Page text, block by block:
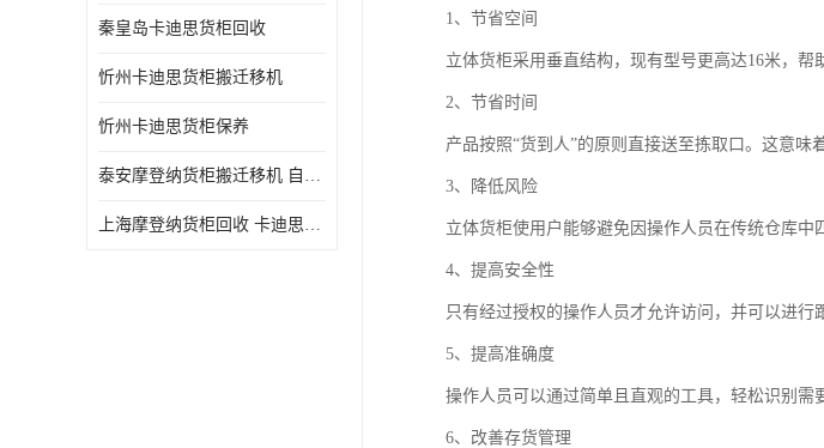
秦皇岛卡迪思货柜回收
忻州卡迪思货柜搬迁移机
忻州卡迪思货柜保养
泰安摩登纳货柜搬迁移机 自动立体仓储货柜回收
上海摩登纳货柜回收 卡迪思货柜回收
1、节省空间
立体货柜采用垂直结构，现有型号更高达16米，帮
2、节省时间
产品按照“货到人”的原则直接送至拣取口。这意味
3、降低风险
立体货柜使用户能够避免因操作人员在传统仓库中
4、提高安全性
只有经过授权的操作人员才允许访问，并可以进行
5、提高准确度
操作人员可以通过简单且直观的工具，轻松识别需
6、改善存货管理